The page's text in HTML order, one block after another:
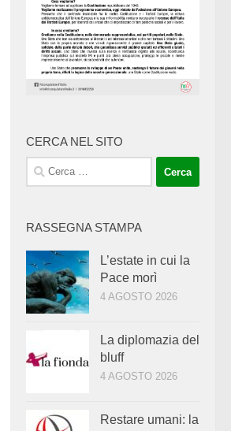
CERCA NEL SITO
Ricerca
per:
RASSEGNA STAMPA
L’estate in cui la
Pace morì
4 AGOSTO 2026
La diplomazia del
bluff
4 AGOSTO 2026
Restare umani: la